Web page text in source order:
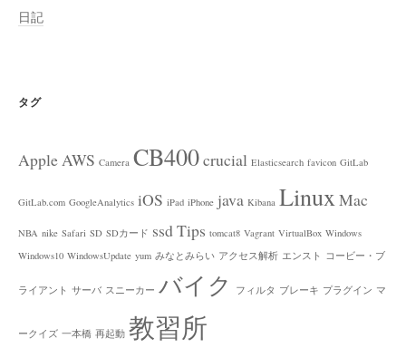
日記
タグ
AppleAWS Camera CB400crucial Elasticsearch favicon GitLab
GitLab.com GoogleAnalytics iOS iPad iPhone java Kibana LinuxMac
NBA nike Safari SD SDカード ssdTips tomcat8 Vagrant VirtualBox Windows
Windows10 WindowsUpdate yum みなとみらい アクセス解析 エンスト コービー・ブ
ライアント サーバ スニーカー バイク フィルタ ブレーキ プラグイン マ
ークイズ 一本橋 再起動 教習所